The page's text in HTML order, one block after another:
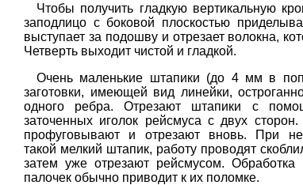
Чтобы получить гладкую вертикальную
заподлицо с боковой плоскостью
выступает за подошву и отрезает волокна,
Четверть выходит чистой и гладкой.
Очень маленькие штапики (до 4 мм в
заготовки, имеющей вид линейки,
одного ребра. Отрезают штапики с
заточенных иголок рейсмуса с двух
профуговывают и отрезают вновь. При
такой мелкий штапик, работу проводят
затем уже отрезают рейсмусом. Обработка
палочек обычно приводит к их поломке.